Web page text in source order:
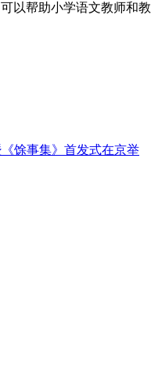
以帮助小学语文教师和教
馀事集》首发式在京举